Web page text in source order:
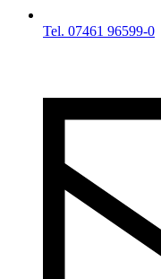
Tel. 07461 96599-0